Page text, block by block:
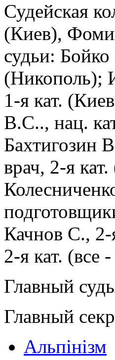
Судейская
(Киев),
судьи:
(Никополь);
1-я кат.
В.С.., нац.
Бахтигозин
врач, 2-я
Качнов С., 2-
2-я кат. (все
Главный
Главный
Альпінізм